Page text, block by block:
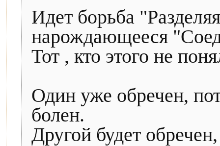
Идет борьба
нарождающееся
Тот , кто этого не
Один уже обречен,
болен.
Другой будет